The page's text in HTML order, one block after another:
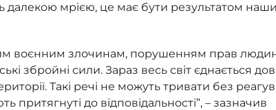
далекою мрією, це має бути результатом
воєнним злочинам, порушенням прав
збройні сили. Зараз весь світ єднається
Такі речі не можуть тривати без
притягнуті до відповідальності”, – зазначив